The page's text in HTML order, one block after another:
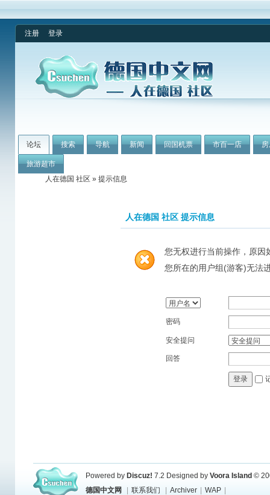
注册 登录
论坛 搜索 导航 新闻 回国机票 市百一店
旅游超市
人在德国 社区 » 提示信息
人在德国 社区 提示信息
您无权进行当前操作，原因
您所在的用户组(游客)无法
密码
安全提问
回答
登录
Powered by Discuz! 7.2 Designed by Voora Island ©
德国中文网
联系我们 Archiver WAP